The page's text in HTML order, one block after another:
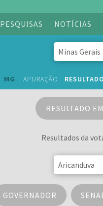
PESQUISAS NOTÍCIAS
MG APURAÇÃO
RESULTADO
Resultados da
GOVERNADOR